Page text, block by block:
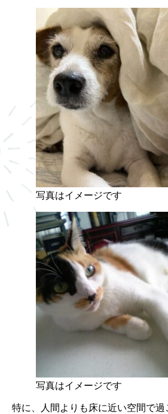
写真はイメージです
写真はイメージです
特に、人間よりも床に近い空間で過